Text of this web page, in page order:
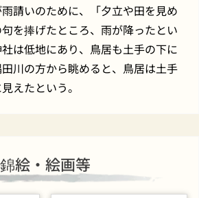
請いのために、「夕立や田を見め
を捧げたところ、雨が降ったとい
は低地にあり、鳥居も土手の下に
川の方から眺めると、鳥居は土手
えたという。
錦絵・絵画等